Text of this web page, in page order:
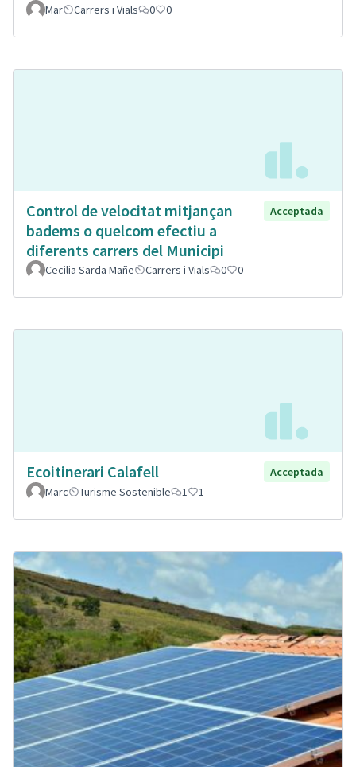
Mar
Carrers i Vials 0 0
Control de velocitat mitjançan
badems o quelcom efectiu a
diferents carrers del Municipi
Acceptada
Cecilia Sarda Mañe Carrers i Vials 0 0
Ecoitinerari Calafell
Acceptada
Marc
Turisme Sostenible 1 1